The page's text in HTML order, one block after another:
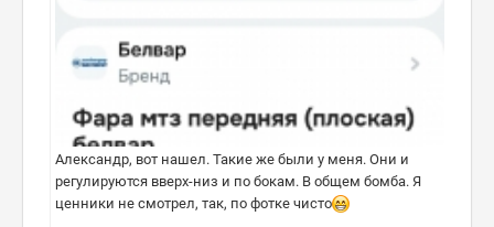
Александр, вот нашел. Такие же были у меня. Они и
регулируются вверх-низ и по бокам. В общем бомба. Я
ценники не смотрел, так, по фотке чисто